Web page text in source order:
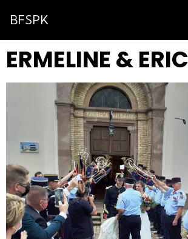
BFSPK
ERMELINE & ERIC